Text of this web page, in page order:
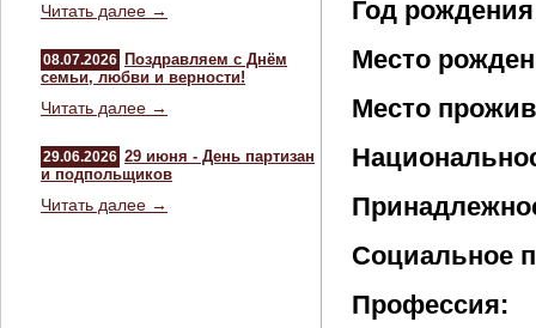
Читать далее →
08.07.2026 Поздравляем с Днём
семьи, любви и верности!
Читать далее →
29.06.2026 29 июня - День партизан
и подпольщиков
Читать далее →
Год
Место
Место
Социальное
Профессия: